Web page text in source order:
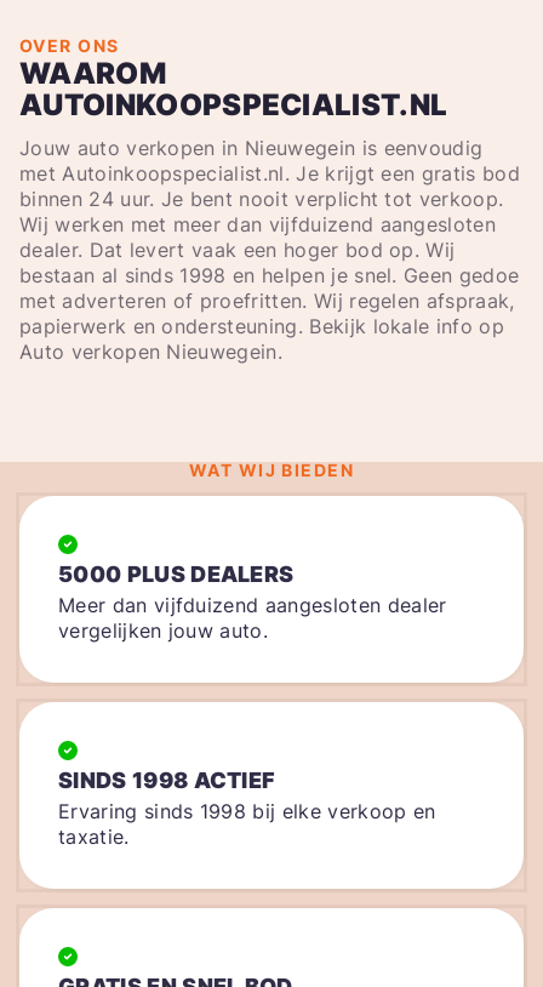
OVER ONS
WAAROM
AUTOINKOOPSPECIALIST.NL
Jouw auto verkopen in Nieuwegein is eenvoudig
met Autoinkoopspecialist.nl. Je krijgt een gratis bod
binnen 24 uur. Je bent nooit verplicht tot verkoop.
Wij werken met meer dan vijfduizend aangesloten
dealer. Dat levert vaak een hoger bod op. Wij
bestaan al sinds 1998 en helpen je snel. Geen gedoe
met adverteren of proefritten. Wij regelen afspraak,
papierwerk en ondersteuning. Bekijk lokale info op
Auto verkopen Nieuwegein.
WAT WIJ BIEDEN
5000 PLUS DEALERS
Meer dan vijfduizend aangesloten dealer
vergelijken jouw auto.
SINDS 1998 ACTIEF
Ervaring sinds 1998 bij elke verkoop en
taxatie.